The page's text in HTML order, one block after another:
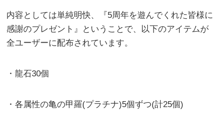
内容としては単純明快、『5周年を遊んでくれた皆様に
感謝のプレゼント』ということで、以下のアイテムが
全ユーザーに配布されています。
・龍石30個
・各属性の亀の甲羅(プラチナ)5個ずつ(計25個)